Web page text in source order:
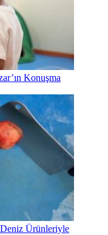
Konuşma
Deniz Ürünleriyle